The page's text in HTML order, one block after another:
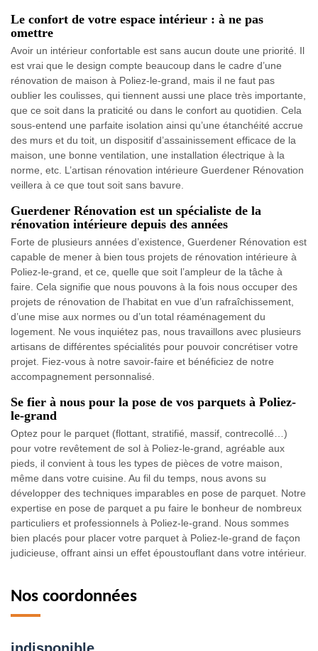
Le confort de votre espace intérieur : à ne pas
omettre
Avoir un intérieur confortable est sans aucun doute une priorité. Il
est vrai que le design compte beaucoup dans le cadre d’une
rénovation de maison à Poliez-le-grand, mais il ne faut pas
oublier les coulisses, qui tiennent aussi une place très importante,
que ce soit dans la praticité ou dans le confort au quotidien. Cela
sous-entend une parfaite isolation ainsi qu’une étanchéité accrue
des murs et du toit, un dispositif d’assainissement efficace de la
maison, une bonne ventilation, une installation électrique à la
norme, etc. L’artisan rénovation intérieure Guerdener Rénovation
veillera à ce que tout soit sans bavure.
Guerdener Rénovation est un spécialiste de la
rénovation intérieure depuis des années
Forte de plusieurs années d’existence, Guerdener Rénovation est
capable de mener à bien tous projets de rénovation intérieure à
Poliez-le-grand, et ce, quelle que soit l’ampleur de la tâche à
faire. Cela signifie que nous pouvons à la fois nous occuper des
projets de rénovation de l’habitat en vue d’un rafraîchissement,
d’une mise aux normes ou d’un total réaménagement du
logement. Ne vous inquiétez pas, nous travaillons avec plusieurs
artisans de différentes spécialités pour pouvoir concrétiser votre
projet. Fiez-vous à notre savoir-faire et bénéficiez de notre
accompagnement personnalisé.
Se fier à nous pour la pose de vos parquets à Poliez-
le-grand
Optez pour le parquet (flottant, stratifié, massif, contrecollé…)
pour votre revêtement de sol à Poliez-le-grand, agréable aux
pieds, il convient à tous les types de pièces de votre maison,
même dans votre cuisine. Au fil du temps, nous avons su
développer des techniques imparables en pose de parquet. Notre
expertise en pose de parquet a pu faire le bonheur de nombreux
particuliers et professionnels à Poliez-le-grand. Nous sommes
bien placés pour placer votre parquet à Poliez-le-grand de façon
judicieuse, offrant ainsi un effet époustouflant dans votre intérieur.
Nos coordonnées
indisponible